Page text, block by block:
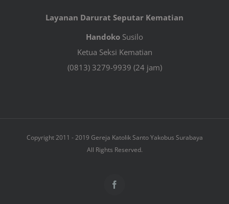
Layanan Darurat Seputar Kematian
Handoko Susilo
Ketua Seksi Kematian
(0813) 3279-9939 (24 jam)
Copyright 2011 - 2019 Gereja Katolik Santo Yakobus Surabaya
All Rights Reserved.
Facebook